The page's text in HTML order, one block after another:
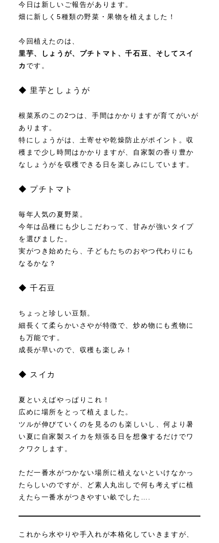
今日は新しいご報告があります。
畑に新しく5種類の野菜・果物を植えました！
今回植えたのは、
里芋、しょうが、プチトマト、千石豆、そしてスイ
カ です。
◆ 里芋としょうが
根菜系のこの2つは、手間はかかりますが育てがいが
あります。
特にしょうがは、土寄せや乾燥防止がポイント。収
穫まで少し時間はかかりますが、自家製の香り豊か
なしょうがを収穫できる日を楽しみにしています。
◆ プチトマト
毎年人気の夏野菜。
今年は品種にも少しこだわって、甘みが強いタイプ
を選びました。
実がつき始めたら、子どもたちのおやつ代わりにも
なるかな？
◆ 千石豆
ちょっと珍しい豆類。
細長くて柔らかいさやが特徴で、炒め物にも煮物に
も万能です。
成長が早いので、収穫も楽しみ！
◆ スイカ
夏といえばやっぱりこれ！
広めに場所をとって植えました。
ツルが伸びていくのを見るのも楽しいし、何より暑
い夏に自家製スイカを頬張る日を想像するだけでワ
クワクします。
ただ一番水がつかない場所に植えないといけなかっ
たらしいのですが、ど素人丸出しで何も考えずに植
えたら一番水がつきやすい畝でした….
これから水やりや手入れが本格化していきますが、